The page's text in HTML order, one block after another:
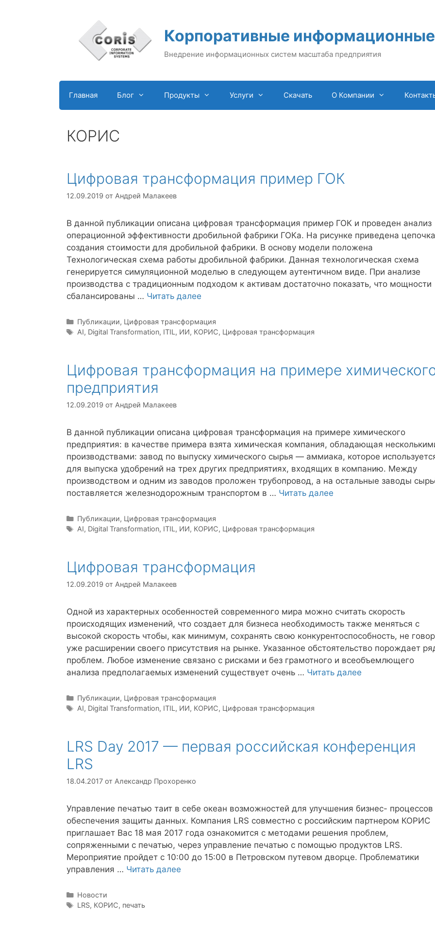
Корпоративные
Внедрение информационных систем масштаба предприятия
Главная Блог Продукты Услуги Скачать О Компании
КОРИС
Цифровая трансформация пример ГОК
12.09.2019 от Андрей Малакеев
В данной публикации описана цифровая трансформация пример ГОК и проведен анализ
операционной эффективности дробильной фабрики ГОКа. На рисунке приведена цепочка
создания стоимости для дробильной фабрики. В основу модели положена
Технологическая схема работы дробильной фабрики. Данная технологическая схема
генерируется симуляционной моделью в следующем аутентичном виде. При анализе
производства с традиционным подходом к активам достаточно показать, что мощности
сбалансированы … Читать далее
Рубрики
Публикации, Цифровая трансформация
Метки
AI, Digital Transformation, ITIL , ИИ, КОРИС, Цифровая трансформация
Цифровая трансформация на примере
предприятия
12.09.2019 от Андрей Малакеев
В данной публикации описана цифровая трансформация на примере химического
предприятия: в качестве примера взята химическая компания, обладающая
производствами: завод по выпуску химического сырья — аммиака, которое
для выпуска удобрений на трех других предприятиях, входящих в компанию. Между
производством и одним из заводов проложен трубопровод, а на остальные заводы
поставляется железнодорожным транспортом в … Читать далее
Рубрики
Публикации, Цифровая трансформация
Метки
AI, Digital Transformation, ITIL , ИИ, КОРИС, Цифровая трансформация
Цифровая трансформация
12.09.2019 от Андрей Малакеев
Одной из характерных особенностей современного мира можно считать скорость
происходящих изменений, что создает для бизнеса необходимость также меняться с
высокой скорость чтобы, как минимум, сохранять свою конкурентоспособность, не
уже расширении своего присутствия на рынке. Указанное обстоятельство порождает
проблем. Любое изменение связано с рисками и без грамотного и всеобъемлющего
анализа предполагаемых изменений существует очень … Читать далее
Рубрики
Публикации, Цифровая трансформация
Метки
AI, Digital Transformation, ITIL , ИИ, КОРИС, Цифровая трансформация
LRS Day 2017 — первая российская конференция
LRS
18.04.2017 от Александр Прохоренко
Управление печатью таит в себе океан возможностей для улучшения бизнес- процессов
обеспечения защиты данных. Компания LRS совместно с российским партнером КОРИС
приглашает Вас 18 мая 2017 года ознакомится с методами решения проблем,
сопряженными с печатью, через управление печатью с помощью продуктов LRS.
Мероприятие пройдет с 10:00 до 15:00 в Петровском путевом дворце. Проблематики
управления … Читать далее
Рубрики
Новости
Метки
LRS, КОРИС, печать